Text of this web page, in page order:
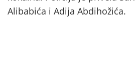
Alibabića i Adija Abdihožića.